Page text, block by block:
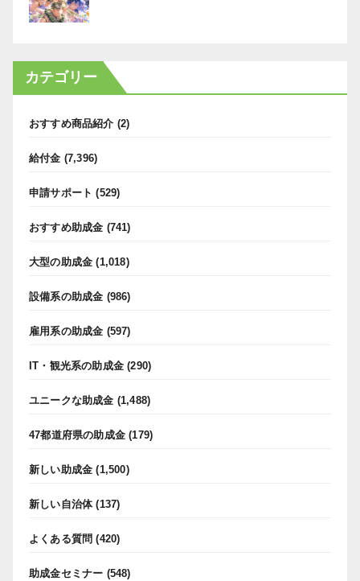
カテゴリー
おすすめ商品紹介 (2)
給付金 (7,396)
申請サポート (529)
おすすめ助成金 (741)
大型の助成金 (1,018)
設備系の助成金 (986)
雇用系の助成金 (597)
IT・観光系の助成金 (290)
ユニークな助成金 (1,488)
47都道府県の助成金 (179)
新しい助成金 (1,500)
新しい自治体(137)
よくある質問 (420)
助成金セミナー (548)